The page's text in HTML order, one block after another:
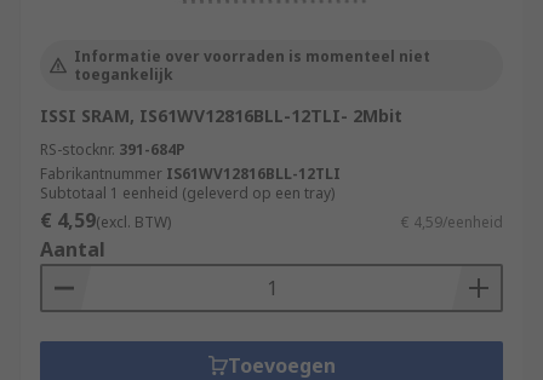
Informatie over voorraden is momenteel niet
toegankelijk
ISSI SRAM, IS61WV12816BLL-12TLI- 2Mbit
RS-stocknr. 391-684P
Fabrikantnummer IS61WV12816BLL-12TLI
Subtotaal 1 eenheid (geleverd op een tray)
€ 4,59(excl. BTW) € 4,59/eenheid
Aantal
Toevoegen